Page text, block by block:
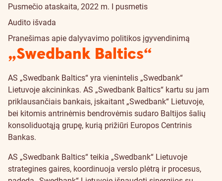
Pusmečio ataskaita, 2022 m. I pusmetis
Audito išvada
Pranešimas apie dalyvavimo politikos įgyvendinimą
„Swedbank Baltics“
AS „Swedbank Baltics“ yra vienintelis „Swedbank“
Lietuvoje akcininkas. AS „Swedbank Baltics“ kartu su jam
priklausančiais bankais, įskaitant „Swedbank“ Lietuvoje,
bei kitomis antrinėmis bendrovėmis sudaro Baltijos šalių
konsoliduotąją grupę, kurią prižiūri Europos Centrinis
Bankas.
AS „Swedbank Baltics“ teikia „Swedbank“ Lietuvoje
strategines gaires, koordinuoja verslo plėtrą ir procesus,